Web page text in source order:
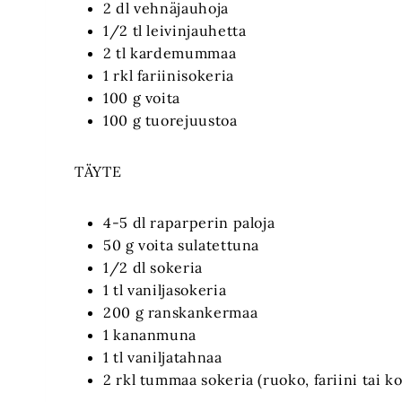
2 dl vehnäjauhoja
1/2 tl leivinjauhetta
2 tl kardemummaa
1 rkl fariinisokeria
100 g voita
100 g tuorejuustoa
TÄYTE
4-5 dl raparperin paloja
50 g voita sulatettuna
1/2 dl sokeria
1 tl vaniljasokeria
200 g ranskankermaa
1 kananmuna
1 tl vaniljatahnaa
2 rkl tummaa sokeria (ruoko, fariini tai